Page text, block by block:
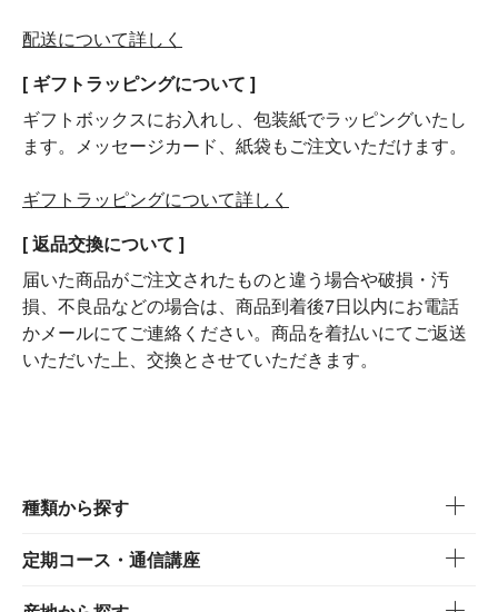
配送について詳しく
[ ギフトラッピングについて ]
ギフトボックスにお入れし、包装紙でラッピングいたし
ます。メッセージカード、紙袋もご注文いただけます。
ギフトラッピングについて詳しく
[ 返品交換について ]
届いた商品がご注文されたものと違う場合や破損・汚
損、不良品などの場合は、商品到着後7日以内にお電話
かメールにてご連絡ください。商品を着払いにてご返送
いただいた上、交換とさせていただきます。
種類から探す
定期コース・通信講座